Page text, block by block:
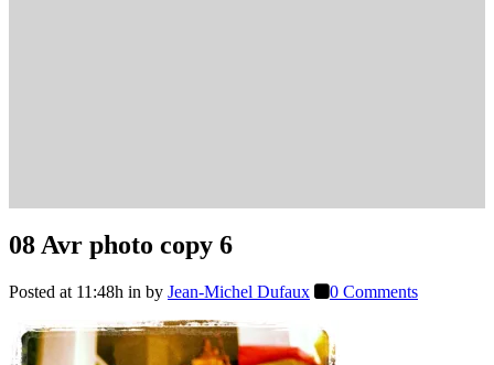
08 Avr photo copy 6
Posted at 11:48h in by Jean-Michel Dufaux 0 Comments